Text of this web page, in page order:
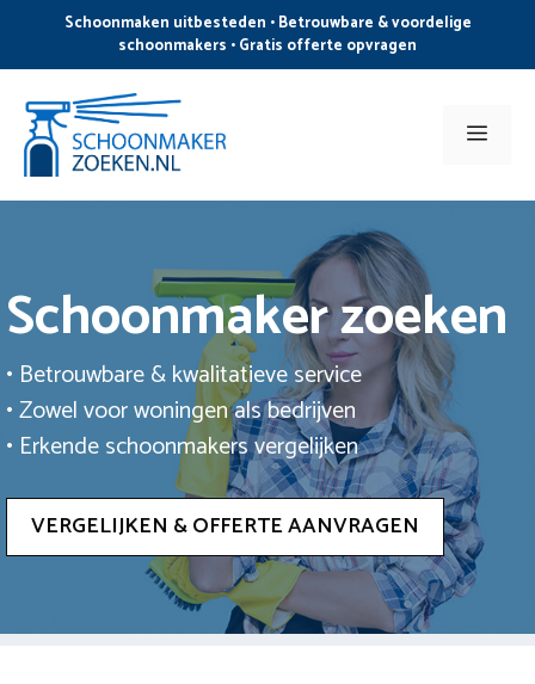
de
inhoud
Schoonmaken uitbesteden • Betrouwbare & voordelige
schoonmakers • Gratis offerte opvragen
Menu
Schoonmaker zoeken
• Betrouwbare & kwalitatieve service
• Zowel voor woningen als bedrijven
• Erkende schoonmakers vergelijken
VERGELIJKEN & OFFERTE AANVRAGEN